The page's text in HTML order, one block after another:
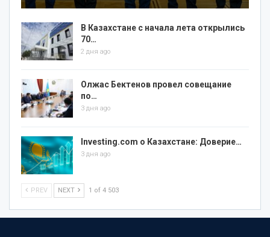
В Казахстане с начала лета открылись
70…
2 дня ago
Олжас Бектенов провел совещание
по…
3 дня ago
Investing.com о Казахстане: Доверие…
3 дня ago
PREV NEXT 1 of 4 503